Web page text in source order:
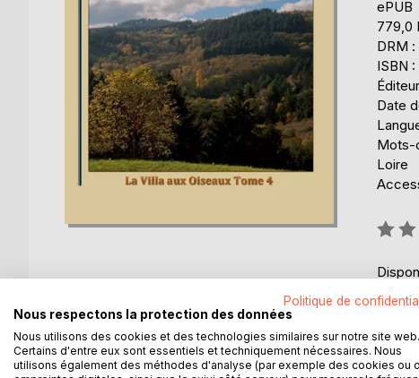
ePUB
779,0
DRM
ISBN
Date
Mots-
Loire
Politique de
Nous respectons la protection des données
Nous utilisons des cookies et des technologies similaires sur notre site web.
Certains d'entre eux sont essentiels et techniquement nécessaires. Nous
utilisons également des méthodes d'analyse (par exemple des cookies ou